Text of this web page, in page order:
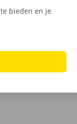
bieden en je